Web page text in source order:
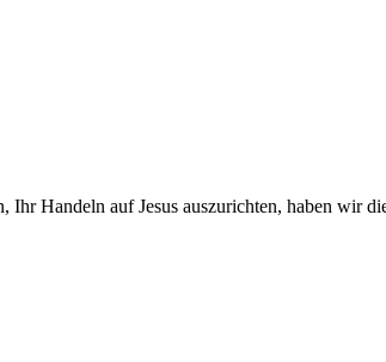
Handeln auf Jesus auszurichten, haben wir